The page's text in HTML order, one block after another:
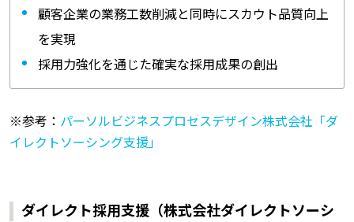
顧客企業の業務工数削減と同時にスカウト品質向上
を実現
採用力強化を通じた確実な採用成果の創出
※参考： パーソルビジネスプロセスデザイン株式会社「ダ
イレクトソーシング支援」
ダイレクト採用支援（株式会社ダイレクトソーシ